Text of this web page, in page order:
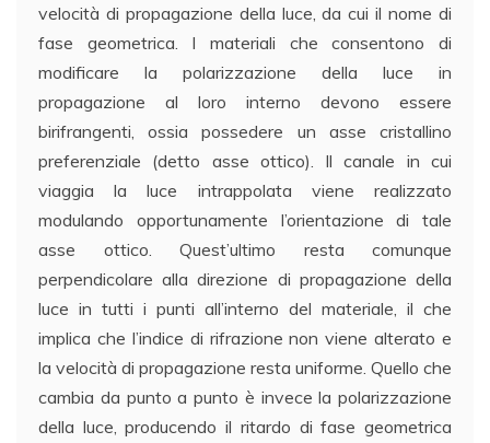
velocità di propagazione della luce, da cui il nome di
fase geometrica. I materiali che consentono di
modificare la polarizzazione della luce in
propagazione al loro interno devono essere
birifrangenti, ossia possedere un asse cristallino
preferenziale (detto asse ottico). Il canale in cui
viaggia la luce intrappolata viene realizzato
modulando opportunamente l’orientazione di tale
asse ottico. Quest’ultimo resta comunque
perpendicolare alla direzione di propagazione della
luce in tutti i punti all’interno del materiale, il che
implica che l’indice di rifrazione non viene alterato e
la velocità di propagazione resta uniforme. Quello che
cambia da punto a punto è invece la polarizzazione
della luce, producendo il ritardo di fase geometrica